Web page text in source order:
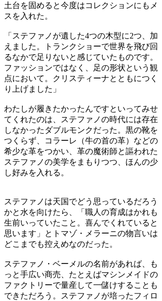
土台を固めると今度はコレクションにもメ
スを入れた。
「ステファノが遺した4つの木型に2つ、加
えました。トランクショーで世界を飛び回
るなかで足りないと感じていたものです。
ファッションではなく、足の形状という観
点において。クリスティーナとともにつく
り上げました」
わたしが履きたかったんですといってみせ
てくれたのは、ステファノの時代には存在
しなかったダブルモンクだった。黒の靴を
つくらず、コラーレ（牛の首の革）などの
希少な革をつかい、革の魔術師と謳われた
ステファノの美学をまもりつつ、ほんの少
し好みを入れる。
ステファノは天国でどう思っているだろう
かと水を向けたら、「職人の育成はかれも
生前いっていたこと。喜んでくれていると
思います」とトマゾ・メラーニの物言いは
どこまでも控えめなのだった。
ステファノ・ベーメルの名前があれば、も
っと手広い商売、たとえばマシンメイドの
ファクトリーで量産して一儲けすることも
できただろう。ステファノが培ったフィロ